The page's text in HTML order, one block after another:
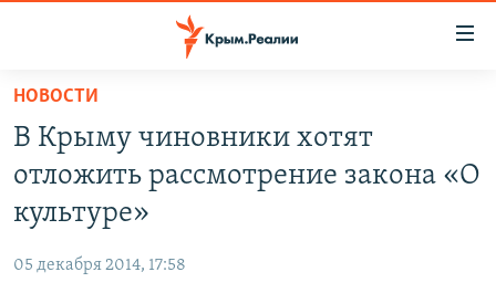
Вернуться
основному
содержанию
главной
навигации
СПЕЦПРОЕКТЫ
11 ЛЕТ ОККУПАЦИИ КРЫМА. 11 ИСТОРИЙ СОПРОТИВЛЕНИЯ
ЕЩЕ
НОВОСТИ
В Крыму чиновники хотят
отложить рассмотрение закона «О
культуре»
05 декабря 2014, 17:58